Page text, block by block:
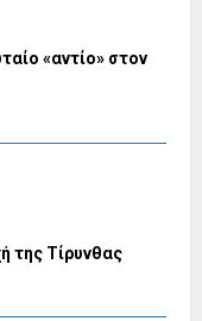
«αντίο» στον
της Τίρυνθας